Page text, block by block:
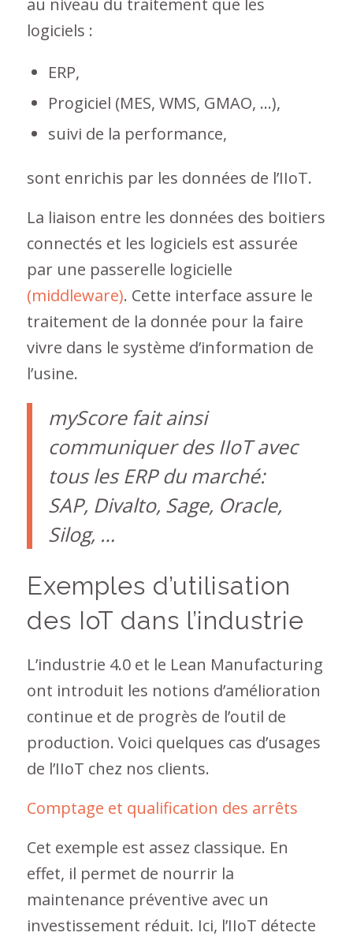
au niveau du traitement que les
logiciels :
ERP,
Progiciel (MES, WMS, GMAO, …),
suivi de la performance,
sont enrichis par les données de l’IIoT.
La liaison entre les données des boitiers
connectés et les logiciels est assurée
par une passerelle logicielle
(middleware). Cette interface assure le
traitement de la donnée pour la faire
vivre dans le système d’information de
l’usine.
myScore fait ainsi
communiquer des IIoT avec
tous les ERP du marché:
SAP, Divalto, Sage, Oracle,
Silog, …
Exemples d’utilisation
des IoT dans l’industrie
L’industrie 4.0 et le Lean Manufacturing
ont introduit les notions d’amélioration
continue et de progrès de l’outil de
production. Voici quelques cas d’usages
de l’IIoT chez nos clients.
Comptage et qualification des arrêts
Cet exemple est assez classique. En
effet, il permet de nourrir la
maintenance préventive avec un
investissement réduit. Ici, l’IIoT détecte